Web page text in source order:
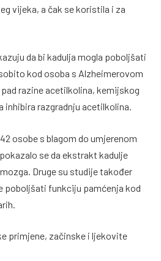
vijeka, a čak se koristila i za
da bi kadulja mogla poboljšati
kod osoba s Alzheimerovom
razine acetilkolina, kemijskog
inhibira razgradnju acetilkolina.
osobe s blagom do umjerenom
se da ekstrakt kadulje
Druge su studije također
poboljšati funkciju pamćenja kod
primjene, začinske i ljekovite